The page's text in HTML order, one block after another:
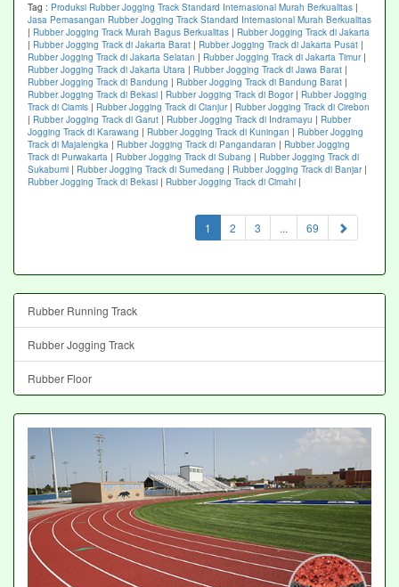
Tag : Produksi Rubber Jogging Track Standard Internasional Murah Berkualitas |
Jasa Pemasangan Rubber Jogging Track Standard Internasional Murah Berkualitas
| Rubber Jogging Track Murah Bagus Berkualitas | Rubber Jogging Track di Jakarta
| Rubber Jogging Track di Jakarta Barat | Rubber Jogging Track di Jakarta Pusat |
Rubber Jogging Track di Jakarta Selatan | Rubber Jogging Track di Jakarta Timur|
Rubber Jogging Track di Jakarta Utara | Rubber Jogging Track di Jawa Barat |
Rubber Jogging Track di Bandung | Rubber Jogging Track di Bandung Barat |
Rubber Jogging Track di Bekasi | Rubber Jogging Track di Bogor| Rubber Jogging
Track di Ciamis | Rubber Jogging Track di Cianjur| Rubber Jogging Track di Cirebon
| Rubber Jogging Track di Garut | Rubber Jogging Track di Indramayu | Rubber
Jogging Track di Karawang | Rubber Jogging Track di Kuningan | Rubber Jogging
Track di Majalengka | Rubber Jogging Track di Pangandaran | Rubber Jogging
Track di Purwakarta | Rubber Jogging Track di Subang | Rubber Jogging Track di
Sukabumi | Rubber Jogging Track di Sumedang | Rubber Jogging Track di Banjar|
Rubber Jogging Track di Bekasi | Rubber Jogging Track di Cimahi |
1 (current)
2 3 ... 69
Rubber Running Track
Rubber Jogging Track
Rubber Floor